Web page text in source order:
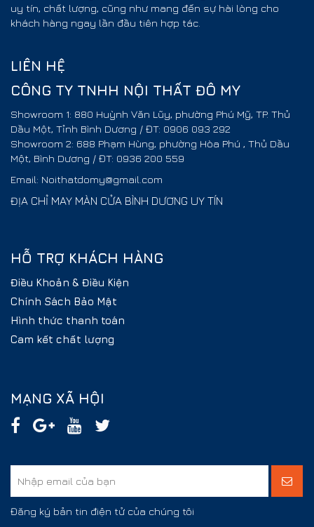
uy tín, chất lượng, cũng như mang đến sự hài lòng cho
khách hàng ngay lần đầu tiên hợp tác.
LIÊN HỆ
CÔNG TY TNHH NỘI THẤT ĐÔ MY
Showroom 1: 880 Huỳnh Văn Lũy, phường Phú Mỹ, TP. Thủ
Dầu Một, Tỉnh Bình Dương / ĐT: 0906 093 292
Showroom 2: 688 Phạm Hùng, phường Hòa Phú , Thủ Dầu
Một, Bình Dương / ĐT: 0936 200 559
Email: Noithatdomy@gmail.com
ĐỊA CHỈ MAY MÀN CỬA BÌNH DƯƠNG UY TÍN
HỖ TRỢ KHÁCH HÀNG
Điều Khoản & Điều Kiện
Chính Sách Bảo Mật
Hình thức thanh toán
Cam kết chất lượng
MẠNG XÃ HỘI
Đăng ký bản tin điện tử của chúng tôi